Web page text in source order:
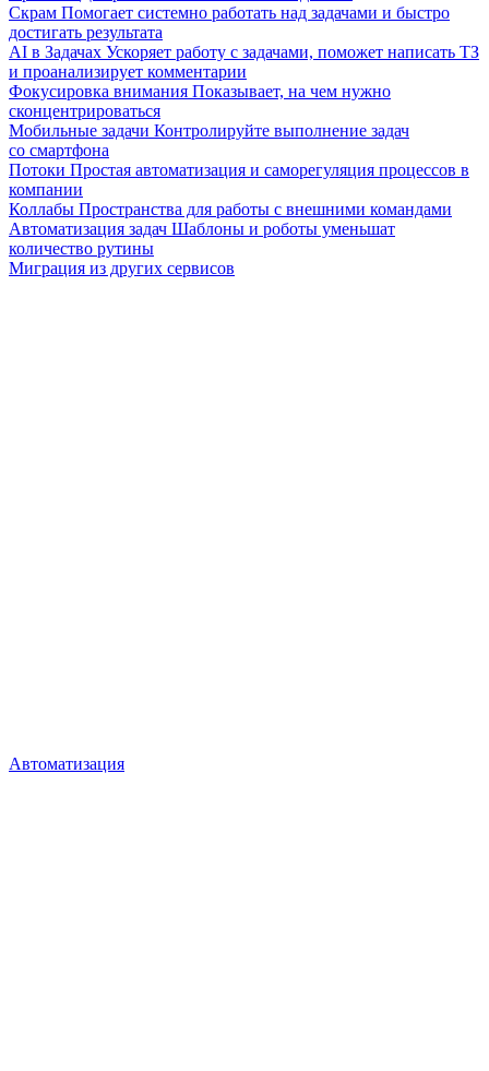
Скрам Помогает системно работать над задачами и быстро
достигать результата
AI в Задачах Ускоряет работу с задачами, поможет написать ТЗ
и проанализирует комментарии
Фокусировка внимания Показывает, на чем нужно
сконцентрироваться
Мобильные задачи Контролируйте выполнение задач
со смартфона
Потоки Простая автоматизация и саморегуляция процессов в
компании
Коллабы Пространства для работы с внешними командами
Автоматизация задач Шаблоны и роботы уменьшат
количество рутины
Миграция из других сервисов
Автоматизация